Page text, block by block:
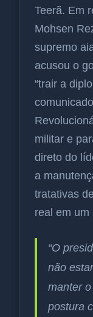
Teerã. Em
Mohsen
supremo
acusou o
“trair a
militar e
direto do
a
tratativas
real em um
“O
não
manter
postura